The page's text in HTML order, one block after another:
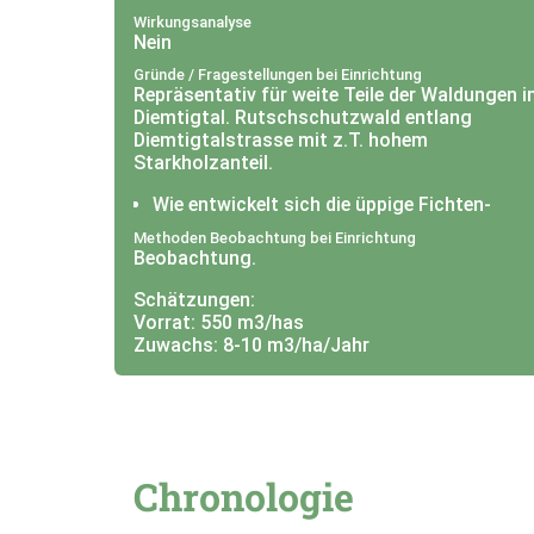
Wirkungsanalyse
Nein
Gründe / Fragestellungen bei Einrichtung
Repräsentativ für weite Teile der Waldungen
Diemtigtal. Rutschschutzwald entlang
Diemtigtalstrasse mit z.T. hohem
Starkholzanteil.
Wie entwickelt sich die üppige Fichten-
Naturverjüngung?
Kann sich die Tanne natürlich verjüngen?
Wie entwickelt sich die Rutschfläche
oberhalb dem Holzkasten?
Methoden Beobachtung bei Einrichtung
Beobachtung.
Schätzungen:
Vorrat: 550 m3/has
Zuwachs: 8-10 m3/ha/Jahr
Chronologie